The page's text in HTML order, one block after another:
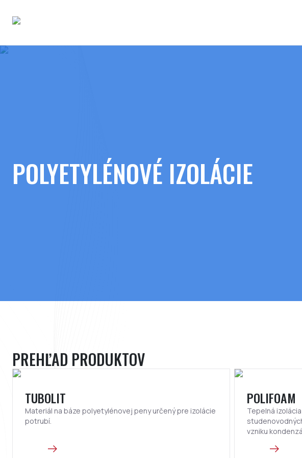
POLYETYLÉNOVÉ IZOLÁCIE
PREHĽAD PRODUKTOV
TUBOLIT
Materiál na báze polyetylénovej peny určený pre izolácie
potrubí.
POLIFOAM
Tepelná
vzniku